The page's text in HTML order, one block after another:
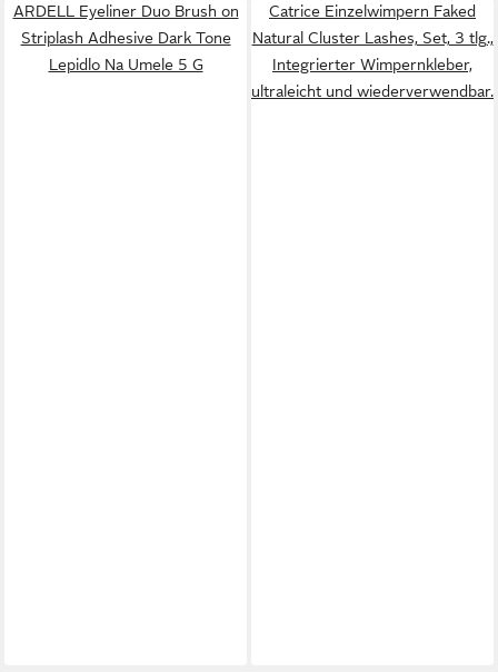
ARDELL Eyeliner Duo Brush on
Striplash Adhesive Dark Tone
Lepidlo Na Umele 5 G
Catrice Einzelwimpern Faked
Natural Cluster Lashes, Set, 3 tlg.,
Integrierter Wimpernkleber,
ultraleicht und wiederverwendbar.